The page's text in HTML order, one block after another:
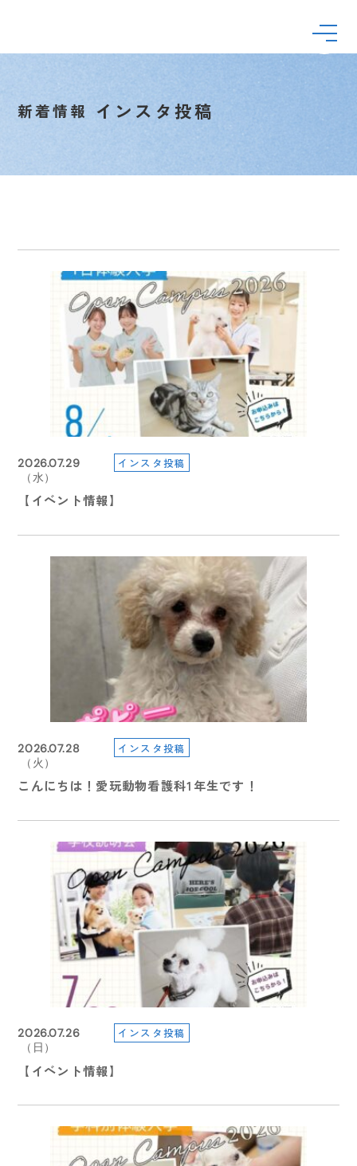
新着情報 インスタ投稿
2026.08.07
（金）
インスタ投稿
✂️🐩 8/19（水）体験入学開催！ 🐩✂️
2026.08.05
（水）
インスタ投稿
受験生の皆様へ🐶
2026.07.26
（日）
【受験生の方へ】７/２９（水）より総合型選抜・総合
2026.07.26
（日）
【受験生の方へ】７/２９（水）より総合型選抜・総合
2026.07.22
（水）
インスタ投稿
【夏のイベント情報】7月. 8月
2026.08.05
（水）
【information】休業について
2026.06.02
（火）
インスタ投稿
【在校生連絡】明日（6月3日）の授業について
2025.09.19
（金）
【学園祭2025】ご来校の皆さまへ
2025.08.07
（木）
ビックニュース
2026.06.02
（火）
インスタ投稿
【在校生連絡】明日（6月3日）の授業について
2025.09.19
（金）
【学園祭2025】ご来校の皆さまへ
2025.08.07
（木）
ビックニュース
2026.07.05
（日）
インスタ投稿
【イベント情報】
2026.06.22
（月）
インスタ投稿
【イベント情報】
2026.06.10
（水）
インスタ投稿
【イベント情報】
2026.07.29
（水）
インスタ投稿
【イベント情報】
2026.07.28
（火）
インスタ投稿
こんにちは！愛玩動物看護科1年生です！
2026.07.26
（日）
インスタ投稿
【イベント情報】